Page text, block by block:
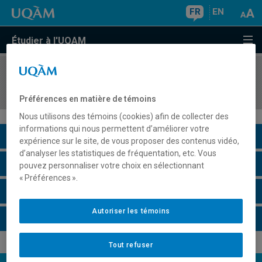
FR EN
Étudier à l'UQAM
COURS//
Description du cours
Horaire - Été 2026
Préférences en matière de témoins
Nous utilisons des témoins (cookies) afin de collecter des
informations qui nous permettent d’améliorer votre
expérience sur le site, de vous proposer des contenus vidéo,
d’analyser les statistiques de fréquentation, etc. Vous
pouvez personnaliser votre choix en sélectionnant
« Préférences ».
Tout refuser
Autoriser les témoins